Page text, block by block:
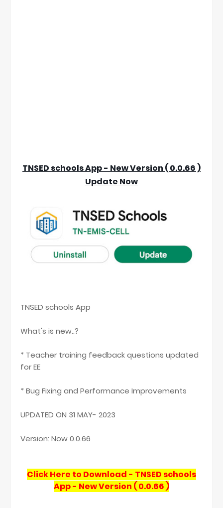
TNSED schools App - New Version ( 0.0.66 )
Update Now
TNSED schools App
What's is new..?
* Teacher training feedback questions updated
for EE
* Bug Fixing and Performance Improvements
UPDATED ON 31 MAY- 2023
Version: Now 0.0.66
Click Here to Download - TNSED schools
App - New Version ( 0.0.66 )